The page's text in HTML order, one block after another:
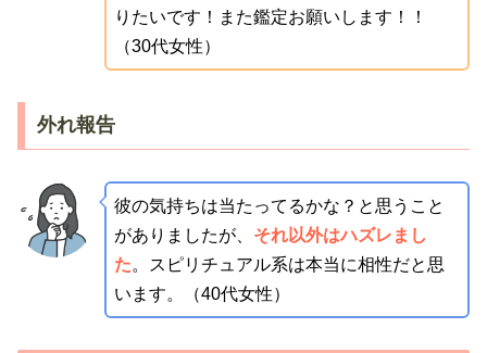
りたいです！また鑑定お願いします！！
（30代女性）
外れ報告
彼の気持ちは当たってるかな？と思うこと
がありましたが、 それ以外はハズレまし
た。スピリチュアル系は本当に相性だと思
います。（40代女性）